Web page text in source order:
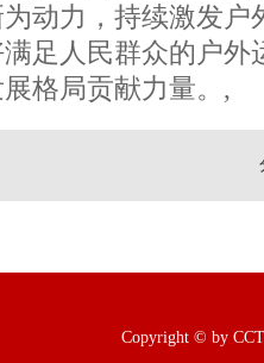
动力，持续激发户
足人民群众的户外
展格局贡献力量
Copyright © by